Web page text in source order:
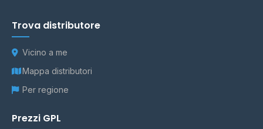
Trova distributore
Vicino a me
Mappa distributori
Per regione
Prezzi GPL